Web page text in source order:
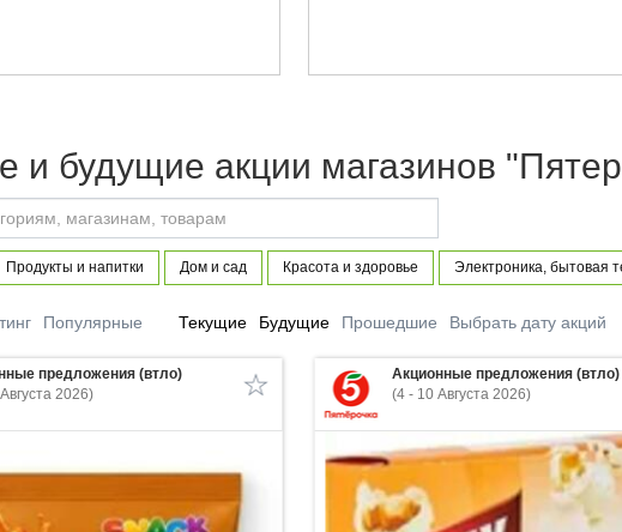
и будущие акции магазинов
Продукты и напитки Дом и сад Красота и здоровье Электроника, бытовая
Популярные Текущие Будущие Прошедшие Выбрать дату акций
предложения (втло)
2026)
Акционные предложения (втло)
(4 - 10 Августа 2026)